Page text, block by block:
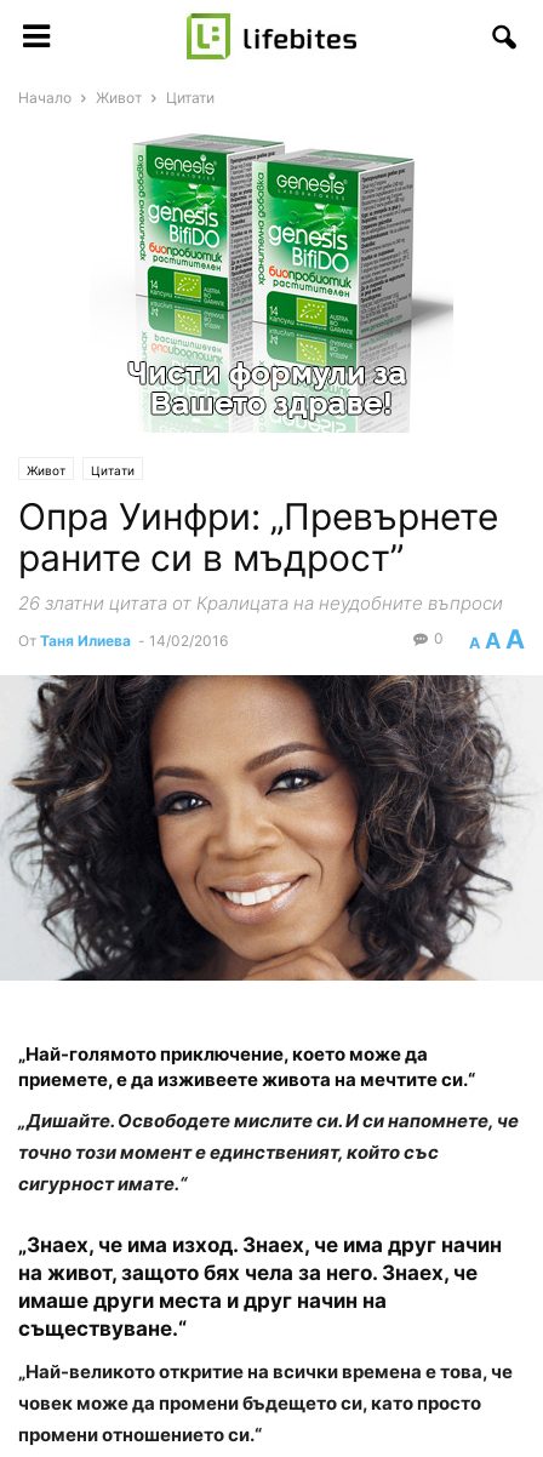
Начало Живот Цитати
Живот Цитати
Опра Уинфри: „Превърнете
раните си в мъдрост”
26 златни цитата от Кралицата на неудобните въпроси
От Таня Илиева - 14/02/2016 A A A
0
„Най-голямото приключение, което може да
приемете, е да изживеете живота на мечтите си.“
„Дишайте. Освободете мислите си. И си напомнете, че
точно този момент е единственият, който със
сигурност имате.“
„Знаех, че има изход. Знаех, че има друг начин
на живот, защото бях чела за него. Знаех, че
имаше други места и друг начин на
съществуване.“
„Най-великото откритие на всички времена е това, че
човек може да промени бъдещето си, като просто
промени отношението си.“